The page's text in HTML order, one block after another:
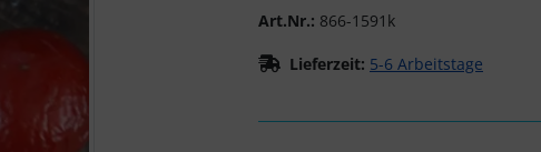
Art.Nr.: 866-1591k
Lieferzeit: 5-6 Arbeitstage